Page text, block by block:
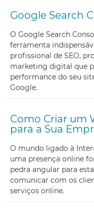
Google Search
O Google Search
ferramenta
profissional de SEO,
marketing digital que
performance do seu
Google.
Como Criar um
para a Sua
O mundo ligado à
uma presença online
pedra angular para
comunicar com os
serviços online.